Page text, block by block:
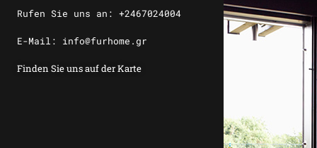
Rufen Sie uns an: +2467024004
E-Mail: info@furhome.gr
Finden Sie uns auf der Karte